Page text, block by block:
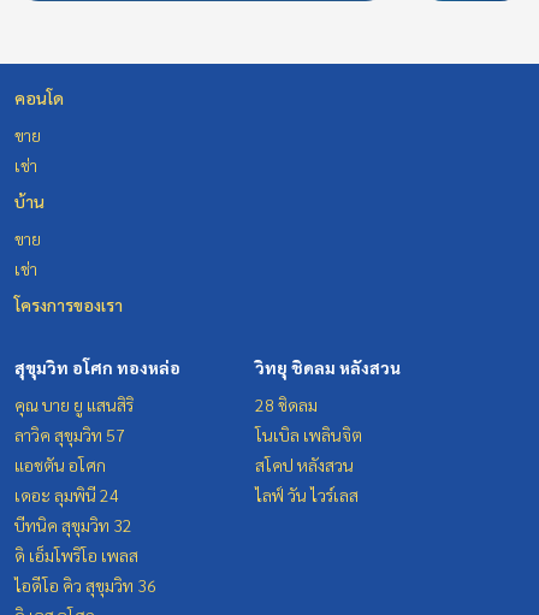
คอนโด
ขาย
เช่า
บ้าน
ขาย
เช่า
โครงการของเรา
สุขุมวิท อโศก ทองหล่อ
คุณ บาย ยู แสนสิริ
ลาวิค สุขุมวิท 57
แอชตัน อโศก
เดอะ ลุมพินี 24
บีทนิค สุขุมวิท 32
ดิ เอ็มโพริโอ เพลส
ไอดีโอ คิว สุขุมวิท 36
วิทยุ ชิดลม หลังสวน
28 ชิดลม
โนเบิล เพลินจิต
สโคป หลังสวน
ไลฟ์ วัน ไวร์เลส